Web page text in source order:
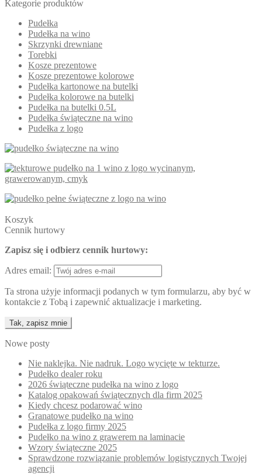
Kategorie produktów
Pudełka
Pudełka na wino
Skrzynki drewniane
Torebki
Kosze prezentowe
Kosze prezentowe kolorowe
Pudełka kartonowe na butelki
Pudełka kolorowe na butelki
Pudełka na butelki 0.5L
Pudełka świąteczne na wino
Pudełka z logo
Koszyk
Cennik hurtowy
Zapisz się i odbierz cennik hurtowy:
Adres email:
Ta strona użyje informacji podanych w tym formularzu, aby być w
kontakcie z Tobą i zapewnić aktualizacje i marketing.
Nowe posty
Nie naklejka. Nie nadruk. Logo wycięte w tekturze.
Pudełko dealer roku
2026 świąteczne pudełka na wino z logo
Katalog opakowań świątecznych dla firm 2025
Kiedy chcesz podarować wino
Granatowe pudełko na wino
Pudełka z logo firmy 2025
Pudełko na wino z grawerem na laminacie
Wzory świąteczne 2025
Sprawdzone rozwiązanie problemów logistycznych Twojej
agencji